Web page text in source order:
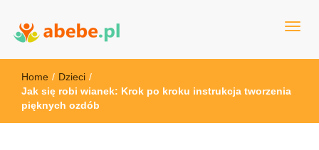
Abebe
Home / Dzieci /
Jak się robi wianek: Krok po kroku instrukcja tworzenia
pięknych ozdób